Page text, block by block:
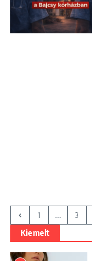
1 ... 3
Kiemelt